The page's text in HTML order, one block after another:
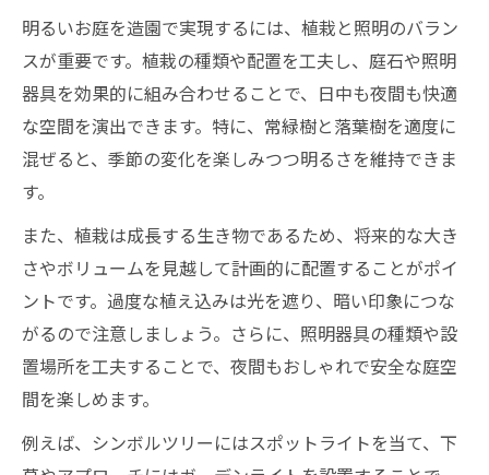
明るいお庭を造園で実現するには、植栽と照明のバラン
スが重要です。植栽の種類や配置を工夫し、庭石や照明
器具を効果的に組み合わせることで、日中も夜間も快適
な空間を演出できます。特に、常緑樹と落葉樹を適度に
混ぜると、季節の変化を楽しみつつ明るさを維持できま
す。
また、植栽は成長する生き物であるため、将来的な大き
さやボリュームを見越して計画的に配置することがポイ
ントです。過度な植え込みは光を遮り、暗い印象につな
がるので注意しましょう。さらに、照明器具の種類や設
置場所を工夫することで、夜間もおしゃれで安全な庭空
間を楽しめます。
例えば、シンボルツリーにはスポットライトを当て、下